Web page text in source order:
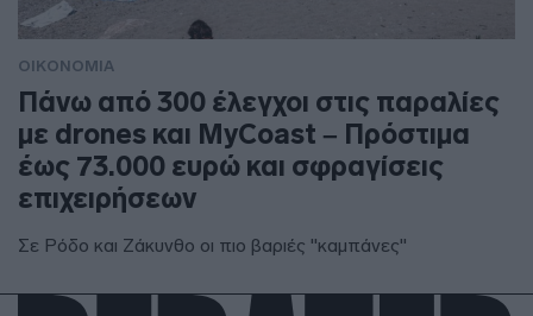
ΟΙΚΟΝΟΜΙΑ
Πάνω από 300 έλεγχοι στις παραλίες
με drones και MyCoast – Πρόστιμα
έως 73.000 ευρώ και σφραγίσεις
επιχειρήσεων
Σε Ρόδο και Ζάκυνθο οι πιο βαριές "καμπάνες"